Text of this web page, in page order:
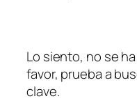
Lo siento, no se
favor, prueba a
clave.